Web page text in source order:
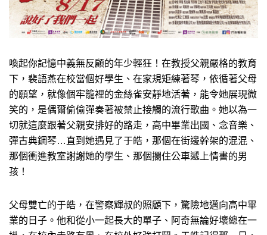
喚起你記憶中義無反顧的年少輕狂！在教授父親嚴格的教育
下，裴語燕在校當個好學生、在家規矩練著琴，依循著父母
的願望，就像個牢籠裡的金絲雀安靜地活著，能令她展現微
笑的，是偶爾偷偷彈奏著被禁止接觸的流行歌曲。她以為一
切就這麼跟著父親安排好的路走，高中畢業出國、念音樂、
彈古典鋼琴…直到她遇見了于皓，那個在街邊幹架的混混、
那個衝進教室謝謝她的學生、那個攔住公車遞上情書的男
孩！
父母雙亡的于皓，在警察輝叔的照顧下，驚險地邁向高中畢
業的日子。他和從小一起長大的單子、阿奇無論好壞總在一